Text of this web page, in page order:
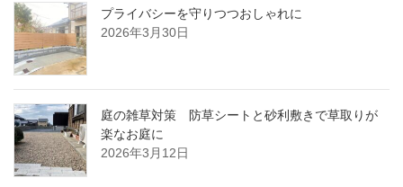
プライバシーを守りつつおしゃれに
2026年3月30日
庭の雑草対策 防草シートと砂利敷きで草取りが
楽なお庭に
2026年3月12日